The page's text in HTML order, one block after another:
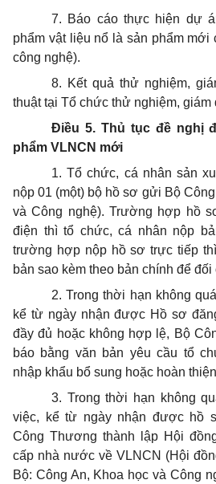
7. Báo cáo thực hiện dự
phẩm vật liệu nổ là sản phẩm mới
công nghệ).
8. Kết quả thử nghiệm,
thuật tại Tổ chức thử nghiệm,
Điều 5. Thủ tục đề nghị
phẩm VLNCN mới
1. Tổ chức, cá nhân sản
nộp 01 (một) bộ hồ sơ gửi Bộ
và Công nghệ). Trường hợp hồ
điện thì tổ chức, cá nhân nộp
trường hợp nộp hồ sơ trực tiếp
bản sao kèm theo bản chính để đối
2. Trong thời hạn không
kể từ ngày nhận được Hồ sơ
đầy đủ hoặc không hợp lệ, Bộ
báo bằng văn bản yêu cầu tổ
nhập khẩu bổ sung hoặc hoàn
3. Trong thời hạn không
việc, kể từ ngày nhận được hồ
Công Thương thành lập Hội
cấp nhà nước về VLNCN (Hội
Bộ: Công An, Khoa học và Công